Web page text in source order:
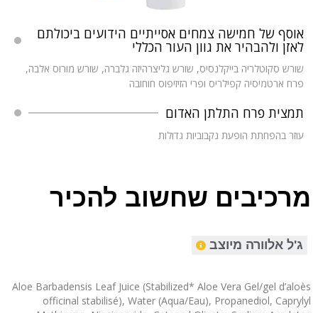
אוסף של חמישה צמחים אסייתיים הידועים ביכולתם
לאזן ולהבהיר את גוון העור הכללי
שורש סקוטלריה בייקלנסיס, שורש גליצרהיזה גלברה, שורש מורוס אלבה,
פרח ארטמיסיה קפילריס ופרי הזיזיפוס חוחובה
תמצית פרח התלתן האדום
עוזר בהפחתת הופעת נקבוביות גדולות
מרכיבים שחשוב להכיר
ג'ל אלוורה מיוצב
Aloe Barbadensis Leaf Juice (Stabilized* Aloe Vera Gel/gel d’aloès
officinal stabilisé), Water (Aqua/Eau), Propanediol, Caprylyl